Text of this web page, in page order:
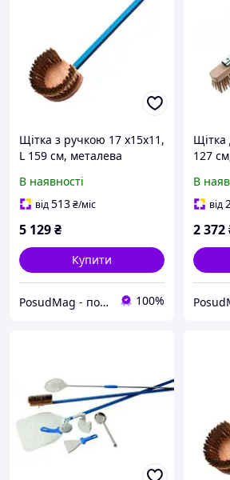
Щітка з ручкою 17 x15x11,
L 159 см, металева
(AC-SPT/150)
В наявності
від513₴/міс
5 129₴
Купити
PosudMag - посуд, кухонний інвентар та товари для HoReCa 100%
Щітка
127
SP/
В
від
2 372